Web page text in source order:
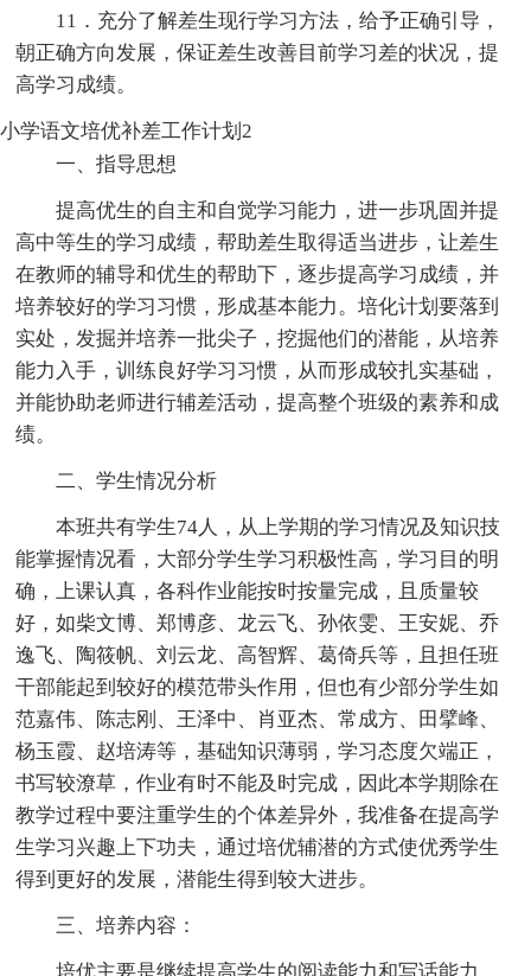
11．充分了解差生现行学习方法，给予正确引导，
朝正确方向发展，保证差生改善目前学习差的状况，提
高学习成绩。
小学语文培优补差工作计划2
一、指导思想
提高优生的自主和自觉学习能力，进一步巩固并提
高中等生的学习成绩，帮助差生取得适当进步，让差生
在教师的辅导和优生的帮助下，逐步提高学习成绩，并
培养较好的学习习惯，形成基本能力。培化计划要落到
实处，发掘并培养一批尖子，挖掘他们的潜能，从培养
能力入手，训练良好学习习惯，从而形成较扎实基础，
并能协助老师进行辅差活动，提高整个班级的素养和成
绩。
二、学生情况分析
本班共有学生74人，从上学期的学习情况及知识技
能掌握情况看，大部分学生学习积极性高，学习目的明
确，上课认真，各科作业能按时按量完成，且质量较
好，如柴文博、郑博彦、龙云飞、孙依雯、王安妮、乔
逸飞、陶筱帆、刘云龙、高智辉、葛倚兵等，且担任班
干部能起到较好的模范带头作用，但也有少部分学生如
范嘉伟、陈志刚、王泽中、肖亚杰、常成方、田擘峰、
杨玉霞、赵培涛等，基础知识薄弱，学习态度欠端正，
书写较潦草，作业有时不能及时完成，因此本学期除在
教学过程中要注重学生的个体差异外，我准备在提高学
生学习兴趣上下功夫，通过培优辅潜的方式使优秀学生
得到更好的发展，潜能生得到较大进步。
三、培养内容：
培优主要是继续提高学生的阅读能力和写话能力。